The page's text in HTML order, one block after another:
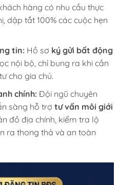
hàng có nhu cầu thực
dập tắt 100% các cuộc hẹn
tin:Hồ sơ ký gửi bất động
nội bộ, chỉ bung ra khi cần
cho gia chủ.
chính:Đội ngũ chuyên
sàng hỗ trợ tư vấn môi giới
đồ địa chính, kiểm tra lộ
ra thong thả và an toàn